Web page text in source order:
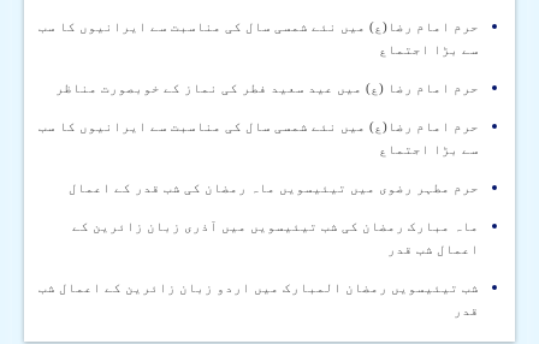
حرم امام رضا(ع) میں نئے شمسی سال کی مناسبت سے ایرانیوں کا سب
سے بڑا اجتماع
حرم امام رضا (ع) میں عید سعید فطر کی نماز کے خوبصورت مناظر
حرم امام رضا(ع) میں نئے شمسی سال کی مناسبت سے ایرانیوں کا سب
سے بڑا اجتماع
حرم مطہر رضوی میں تیئیسويں ماہ رمضان کی شب قدر کے اعمال
ماہ مبارک رمضان کی شب تیئیسويں میں آذری زبان زائرین کے
اعمال شب قدر
شب تیئیسويں رمضان المبارک میں اردو زبان زائرین کے اعمال شب
قدر